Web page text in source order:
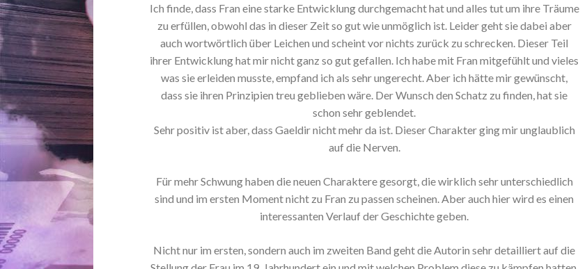
Ich finde, dass Fran eine starke Entwicklung durchgemacht hat und alles tut um ihre Träume
zu erfüllen, obwohl das in dieser Zeit so gut wie unmöglich ist. Leider geht sie dabei aber
auch wortwörtlich über Leichen und scheint vor nichts zurück zu schrecken. Dieser Teil
ihrer Entwicklung hat mir nicht ganz so gut gefallen. Ich habe mit Fran mitgefühlt und vieles
was sie erleiden musste, empfand ich als sehr ungerecht. Aber ich hätte mir gewünscht,
dass sie ihren Prinzipien treu geblieben wäre. Der Wunsch den Schatz zu finden, hat sie
schon sehr geblendet.
Sehr positiv ist aber, dass Gaeldir nicht mehr da ist. Dieser Charakter ging mir unglaublich
auf die Nerven.
Für mehr Schwung haben die neuen Charaktere gesorgt, die wirklich sehr unterschiedlich
sind und im ersten Moment nicht zu Fran zu passen scheinen. Aber auch hier wird es einen
interessanten Verlauf der Geschichte geben.
Nicht nur im ersten, sondern auch im zweiten Band geht die Autorin sehr detailliert auf die